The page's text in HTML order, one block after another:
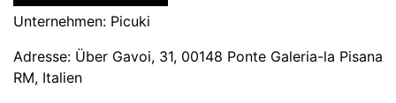
Unternehmen: Picuki
Adresse: Über Gavoi, 31, 00148 Ponte Galeria-la Pisana
RM, Italien